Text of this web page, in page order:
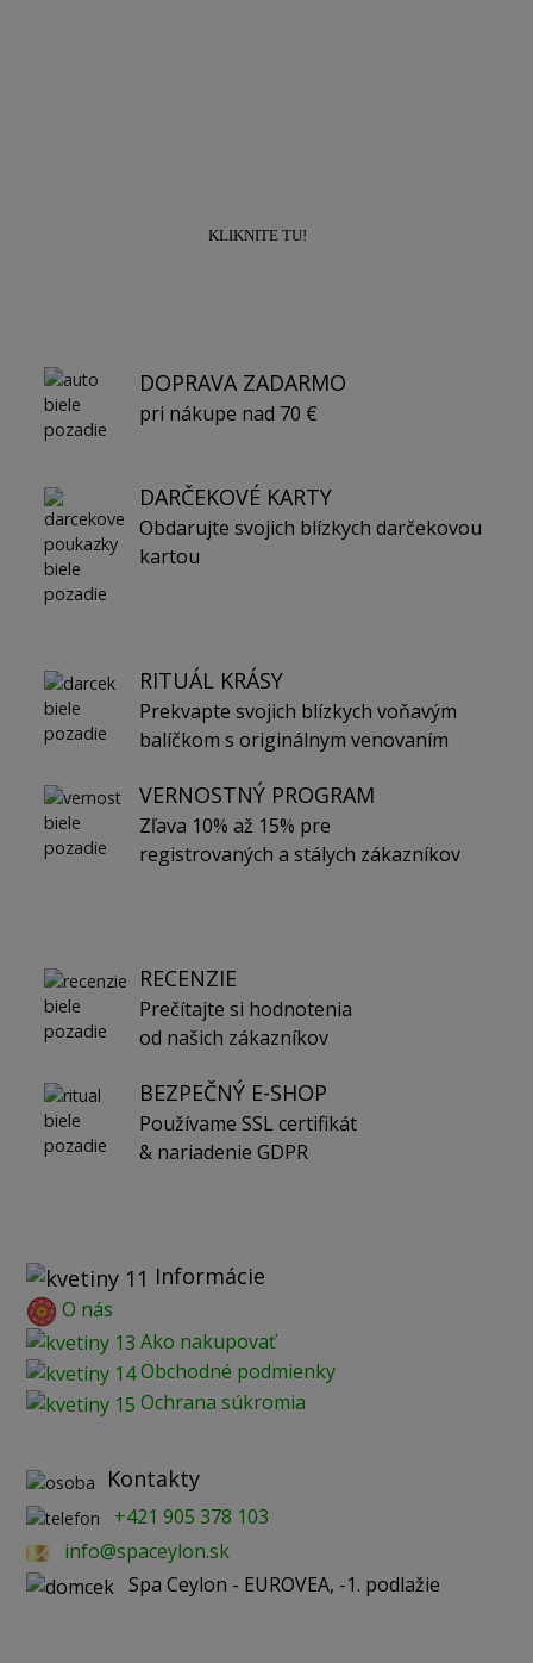
KLIKNITE TU!
DOPRAVA ZADARMO
pri nákupe nad 70 €
DARČEKOVÉ KARTY
Obdarujte svojich blízkych darčekovou
kartou
RITUÁL KRÁSY
Prekvapte svojich blízkych voňavým
balíčkom s originálnym venovaním
VERNOSTNÝ PROGRAM
Zľava 10% až 15% pre
registrovaných a stálych zákazníkov
RECENZIE
Prečítajte si hodnotenia
od našich zákazníkov
BEZPEČNÝ E-SHOP
Používame SSL certifikát
& nariadenie GDPR
Informácie
O nás
Ako nakupovať
Obchodné podmienky
Ochrana súkromia
Kontakty
+421 905 378 103
info@spaceylon.sk
Spa Ceylon - EUROVEA, -1. podlažie